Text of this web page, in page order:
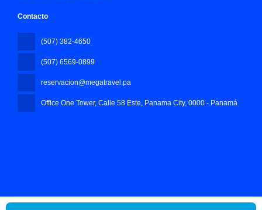
Contacto
(507) 382-4650
(507) 6569-0899
reservacion@megatravel.pa
Office One Tower, Calle 58 Este, Panama City, 0000 - Panamá